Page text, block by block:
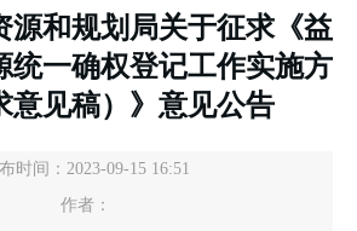
源和规划局关于征求《益
统一确权登记工作实施方
意见稿）》意见公告
时间：2023-09-15 16:51
作者：